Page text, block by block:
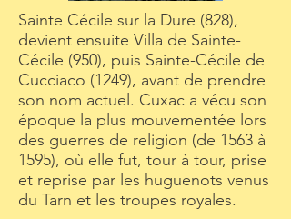
Sainte Cécile sur la Dure (828),
devient ensuite Villa de Sainte-
Cécile (950), puis Sainte-Cécile de
Cucciaco (1249), avant de prendre
son nom actuel. Cuxac a vécu son
époque la plus mouvementée lors
des guerres de religion (de 1563 à
1595), où elle fut, tour à tour, prise
et reprise par les huguenots venus
du Tarn et les troupes royales.